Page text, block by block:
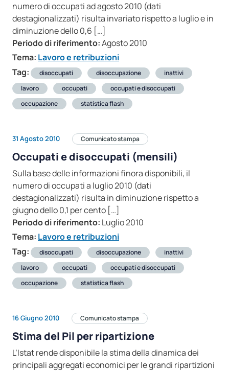
numero di occupati ad agosto 2010 (dati
destagionalizzati) risulta invariato rispetto a luglio e in
diminuzione dello 0,6 […]
Periodo di riferimento:Agosto 2010
Tema: Lavoro e retribuzioni
Tag:
disoccupati disoccupazione
inattivi
lavoro
occupati
occupati e disoccupati
occupazione
statistica flash
31 Agosto 2010 Comunicato stampa
Occupati e disoccupati (mensili)
Sulla base delle informazioni finora disponibili, il
numero di occupati a luglio 2010 (dati
destagionalizzati) risulta in diminuzione rispetto a
giugno dello 0,1 per cento […]
Periodo di riferimento: Luglio 2010
Tema: Lavoro e retribuzioni
Tag:
disoccupati disoccupazione
inattivi
lavoro
occupati
occupati e disoccupati
occupazione
statistica flash
16 Giugno 2010 Comunicato stampa
Stima del Pil per ripartizione
L’Istat rende disponibile la stima della dinamica dei
principali aggregati economici per le grandi ripartizioni